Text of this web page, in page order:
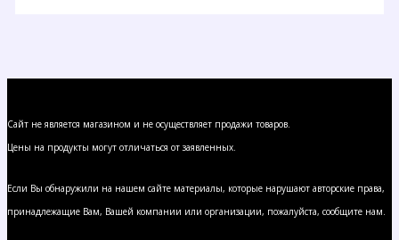
Сайт не является магазином и не осуществляет продажи товаров.
Цены на продукты могут отличаться от заявленных.
Если Вы обнаружили на нашем сайте материалы, которые нарушают авторские права,
принадлежащие Вам, Вашей компании или организации, пожалуйста, сообщите нам.